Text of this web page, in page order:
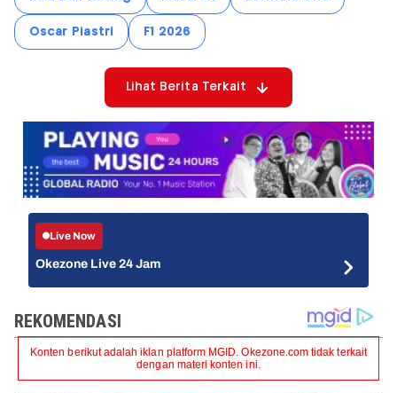
Oscar Piastri F1 2026
Lihat Berita Terkait
Live Now
Okezone Live 24 Jam